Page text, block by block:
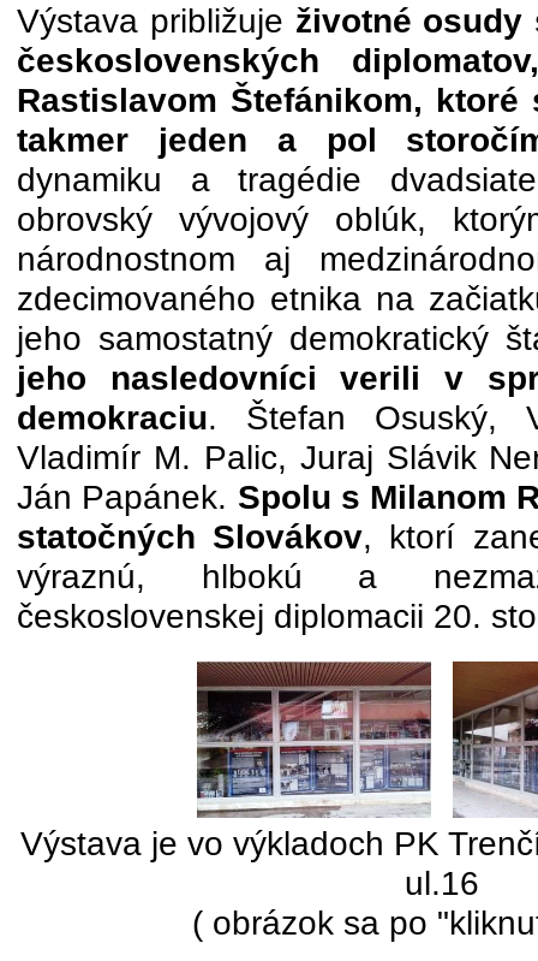
Výstava približuje životné osudy
československých
Rastislavom Štefánikom,
takmer jeden a pol
dynamiku a tragédie
obrovský vývojový oblúk,
národnostnom aj
zdecimovaného etnika na
jeho samostatný demokratický
jeho nasledovníci verili v
demokraciu. Štefan Osuský,
Vladimír M. Palic, Juraj Slávik
Ján Papánek. Spolu s Milanom
statočných Slovákov, ktorí
výraznú, hlbokú a
československej diplomacii 20.
Výstava je vo výkladoch PK
ul.16
( obrázok sa po